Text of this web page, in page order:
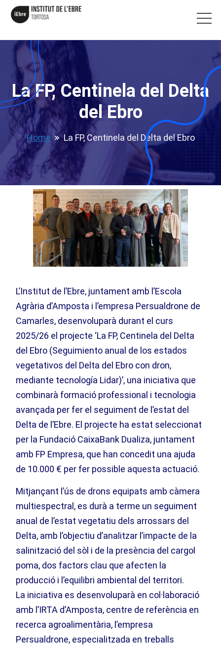
La FP, Centinela del Delta
del Ebro
Home La FP, Centinela del Delta del Ebro
L’Institut de l’Ebre, juntament amb l’Escola
Agrària d’Amposta i l’empresa Persualdrone de
Camarles, desenvoluparà durant el curs
2025/26 el projecte ‘La FP, Centinela del Delta
del Ebro (Seguimiento anual de los estados
vegetativos del Delta del Ebro con dron,
mediante tecnología Lidar)’, una iniciativa que
combinarà formació professional i tecnologia
avançada per fer el seguiment de l’estat del
Delta de l’Ebre. El projecte ha estat seleccionat
per la Fundació CaixaBank Dualiza, juntament
amb FP Empresa, que han concedit una ajuda
de 10.000 € per fer possible aquesta actuació.
Mitjançant l’ús de drons equipats amb càmera
multiespectral, es durà a terme un seguiment
anual de l’estat vegetatiu dels arrossars del
Delta, amb l’objectiu d’analitzar l’impacte de la
salinització del sòl i de la presència del cargol
poma, dos factors clau que afecten la
producció i l’equilibri ambiental del territori.
La iniciativa es desenvoluparà en col·laboració
amb l’IRTA d’Amposta, centre de referència en
recerca agroalimentària, l’empresa
Persualdrone, especialitzada en treballs